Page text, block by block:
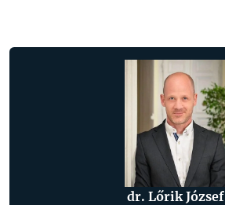
dr. Lőrik József